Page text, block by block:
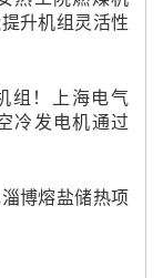
升机组灵活性
三方评审服务
组！上海电气
冷发电机通过
博熔盐储热项